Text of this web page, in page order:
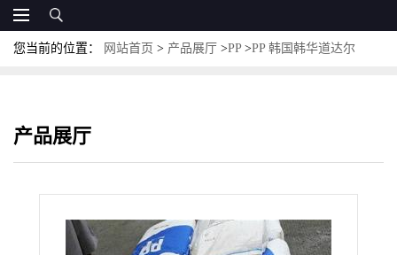
您当前的位置： 网站首页 > 产品展厅 >PP >PP 韩国韩华道达尔
产品展厅